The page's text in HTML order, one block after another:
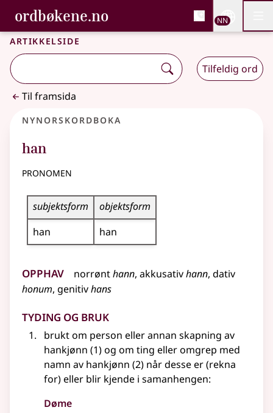
Gå til hovudinnhald
Tilgjenge
ordbøkene.no, Bokmålsordboka og
Bokmålsordboka og Nynorskordboka
NN
Artikkelside
Tilfeldig ord
Til framsida
Nynorskordboka
han
pronomen
Bøyningstabell for dette pronomenet
subjektsform
objektsform
han
han
Opphav norrønthann, akkusativhann, dativ
honum, genitivhans
Tyding og bruk
brukt om person ellerannan skapning av
hankjønn (1) og om ting elleromgrep med
namn av hankjønn (2) når desse er (rekna
for)eller blir kjende i samanhengen:
Døme